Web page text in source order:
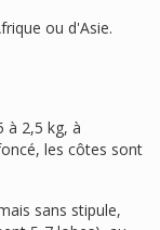
ou d'Asie.
à 2,5 kg, à
les côtes sont
sans stipule,